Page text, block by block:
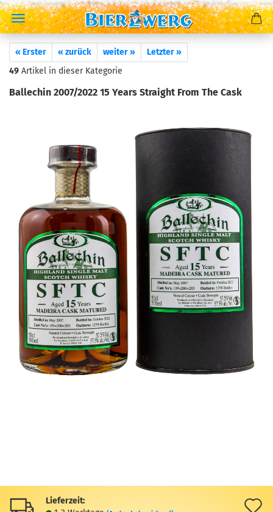
« Erster « zurück weiter »
Letzter »
49 Artikel in dieser Kategorie
Ballechin 2007/2022 15 Years Straight From The Cask
Lieferzeit: